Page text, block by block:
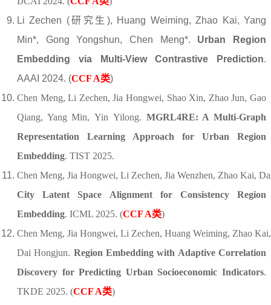
Li Zechen (研究生), Huang Weiming, Zhao Kai, Yang
Min*, Gong Yongshun, Chen Meng*. Urban Region
Embedding via Multi-View Contrastive Prediction.
AAAI 2024. (CCF A类)
Chen Meng, Li Zechen, Jia Hongwei, Shao Xin, Zhao Jun, Gao
Qiang, Yang Min, Yin Yilong. MGRL4RE: A Multi-Graph
Representation Learning Approach for Urban Region
Embedding. TIST 2025.
Chen Meng, Jia Hongwei, Li Zechen, Jia Wenzhen, Zhao Kai,
City Latent Space Alignment for Consistency Region
Embedding. ICML 2025. (CCF A类)
Chen Meng, Jia Hongwei, Li Zechen, Huang Weiming, Zhao Kai,
Dai Hongjun. Region Embedding with Adaptive Correlation
Discovery for Predicting Urban Socioeconomic Indicators.
TKDE 2025. (CCF A类)